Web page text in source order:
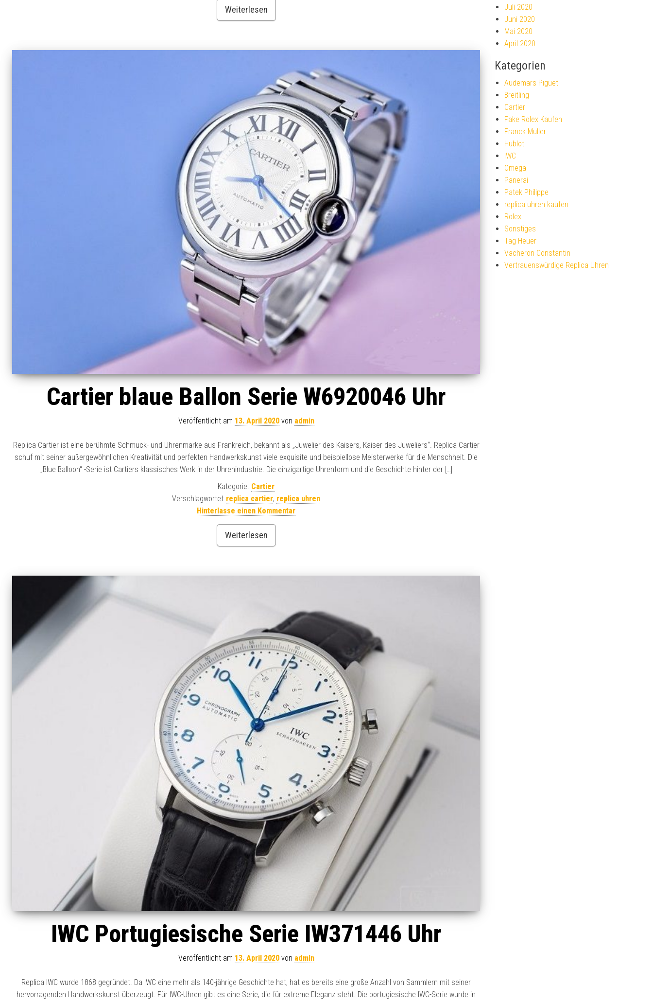
Weiterlesen
Cartier blaue Ballon Serie W6920046 Uhr
Veröffentlicht am 13. April 2020von admin
Replica Cartier ist eine berühmte Schmuck- und Uhrenmarke aus Frankreich, bekannt als „Juwelier des Kaisers, Kaiser des Juweliers“. Replica Cartier
schuf mit seiner außergewöhnlichen Kreativität und perfekten Handwerkskunst viele exquisite und beispiellose Meisterwerke für die Menschheit. Die
„Blue Balloon“ -Serie ist Cartiers klassisches Werk in der Uhrenindustrie. Die einzigartige Uhrenform und die Geschichte hinter der […]
Kategorie: Cartier
Verschlagwortet replica cartier, replica uhren
Hinterlasse einen Kommentar
Weiterlesen
IWC Portugiesische Serie IW371446 Uhr
Veröffentlicht am 13. April 2020von admin
Replica IWC wurde 1868 gegründet. Da IWC eine mehr als 140-jährige Geschichte hat, hat es bereits eine große Anzahl von Sammlern mit seiner
hervorragenden Handwerkskunst überzeugt. Für IWC-Uhren gibt es eine Serie, die für extreme Eleganz steht. Die portugiesische IWC-Serie wurde in
Juli 2020
Juni 2020
Mai 2020
April 2020
Kategorien
Audemars Piguet
Breitling
Cartier
Fake Rolex Kaufen
Franck Muller
Hublot
IWC
Omega
Panerai
Patek Philippe
replica uhren kaufen
Rolex
Sonstiges
Tag Heuer
Vacheron Constantin
Vertrauenswürdige Replica Uhren